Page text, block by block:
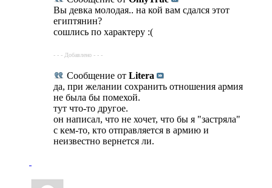
Вы девка молодая.. на кой вам сдался этот
египтянин?
сошлись по характеру :(
- - - Добавлено - - -
Сообщение от Litera
да, при желании сохранить отношения армия
не была бы помехой.
тут что-то другое.
он написал, что не хочет, что бы я "застряла"
с кем-то, кто отправляется в армию и
неизвестно вернется ли.